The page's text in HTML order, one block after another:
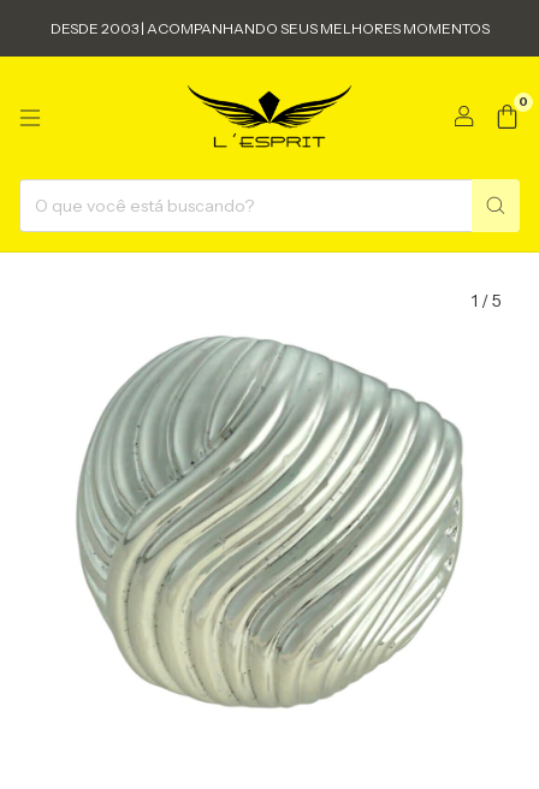
DESDE 2003 | ACOMPANHANDO SEUS MELHORES MOMENTOS
0
1 /5